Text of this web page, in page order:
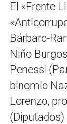
El «Frente
Bárbaro-
Niño
Penessi
binomio
Lorenzo,
(Diputados)